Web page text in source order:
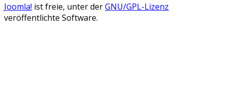
Joomla! ist freie, unter derGNU/GPL-Lizenz
veröffentlichte Software.